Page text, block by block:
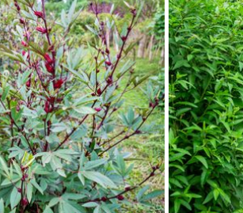
FINALIZAR
uma conta?
ENTRAR